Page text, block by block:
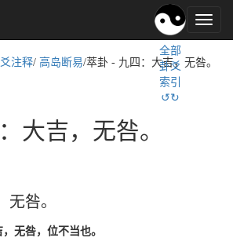
易
经
化,
全部
卦爻
索引
↺↻
注释/ 高岛断易/萃卦 - 九四：大吉，无咎。
大吉，无咎。
无咎。
无咎，位不当也。